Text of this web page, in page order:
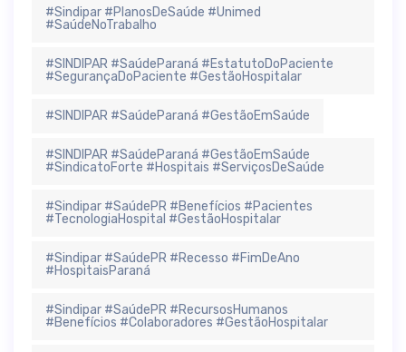
#Sindipar #PlanosDeSaúde #Unimed
#SaúdeNoTrabalho
#SINDIPAR #SaúdeParaná #EstatutoDoPaciente
#SegurançaDoPaciente #GestãoHospitalar
#SINDIPAR #SaúdeParaná #GestãoEmSaúde
#SINDIPAR #SaúdeParaná #GestãoEmSaúde
#SindicatoForte #Hospitais #ServiçosDeSaúde
#Sindipar #SaúdePR #Benefícios #Pacientes
#TecnologiaHospital #GestãoHospitalar
#Sindipar #SaúdePR #Recesso #FimDeAno
#HospitaisParaná
#Sindipar #SaúdePR #RecursosHumanos
#Benefícios #Colaboradores #GestãoHospitalar